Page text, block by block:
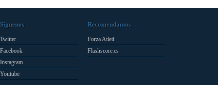
Síguenos
Twitter
Facebook
Instagram
Youtube
Recomendamos
Forza Atleti
Flashscore.es